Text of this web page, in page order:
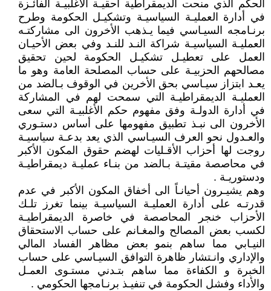
الحكم الذي منحت الديمقراطية أحقيـة الأغلبيـة الفائـزة
في أدارة العمليـة السياسيـة وتشكيـل الحكومة وطرح
برنـامجه السيـاسي فيما يـذهب الأخرون الى مشاركتـه
العمليـة السياسيـة شراكة النـد للنـد وفي بعض الأحيـان
العمل على تعطيـل تشكيـل الحكومة لحين تحقيق
مصالحهم الحزبيـة على حساب المصلحة العامة وهو ما
يعـد ابتزاز سيـاسي بحق الأخرين في الوقوف بـالضد من
العمليـة الديمقراطيـة التي سمحت لهم في المشاركة
في أدارة الدولـة وفق مفهوم حكم الأغلبيـة التي سعى
الأخرون الى نبـذ تطبيق مفهومها على أساس دستـوري
والعـدول نحو العرف السيـاسي الذي يعد بدعـة سياسيـة
روجت لها أحزاب الأقـليات لهضم حقوق المكون الأكبر
في محاصصة مقيتـة بـالضد من بنـاء عمليـة ديمقراطيـة
ودستوريـة .
وهم يشيـرون أحيانـاً الى أخفاق المكون الأكبر في عدم
قدرتـه على أدارة العمليـة السياسيـة بينما تغرز تلـك
الأحزاب خنجر المحاصصة في خاصرة الديمقراطيـة
لكسب بعض المصالح والمغـانم على حساب الاستحقاق
النيـابي مما ساهم بنمو بعض مظاهر الفساد المالي
والإداري وانـتشار ظاهرة التوافق السيـاسي على حساب
الخبرة و الكفاءة مما ساهم بتـدني مستـوى العمـل
والأداء وفشل الحكومة في تنفيـذ برنـامجها الحكومي .